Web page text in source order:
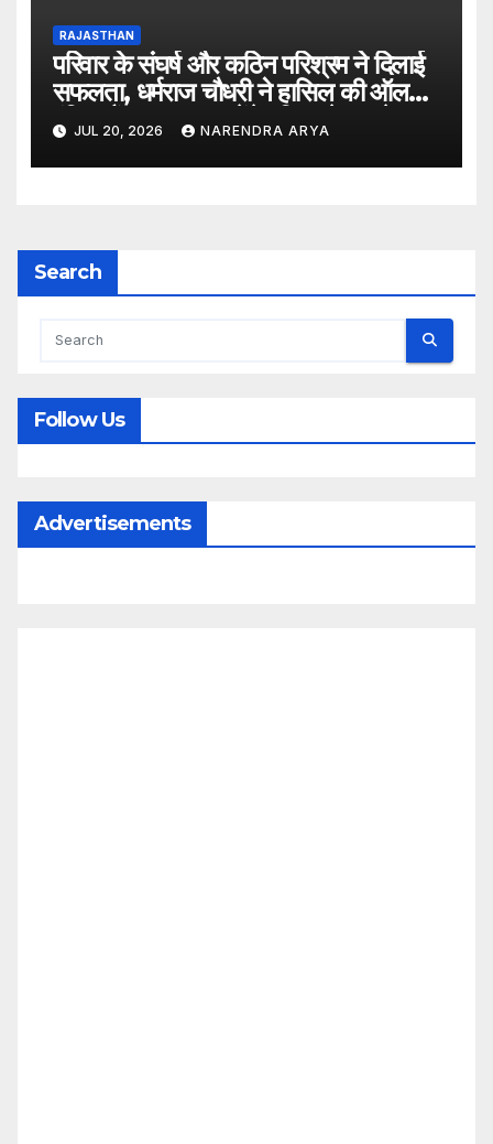
RAJASTHAN
परिवार के संघर्ष और कठिन परिश्रम ने दिलाई
सफलता, धर्मराज चौधरी ने हासिल की ऑल
इंडिया रैंक 6400, बनेंगे परिवार के पहले
डॉक्टर
JUL 20, 2026 NARENDRA ARYA
Search
Follow Us
Advertisements